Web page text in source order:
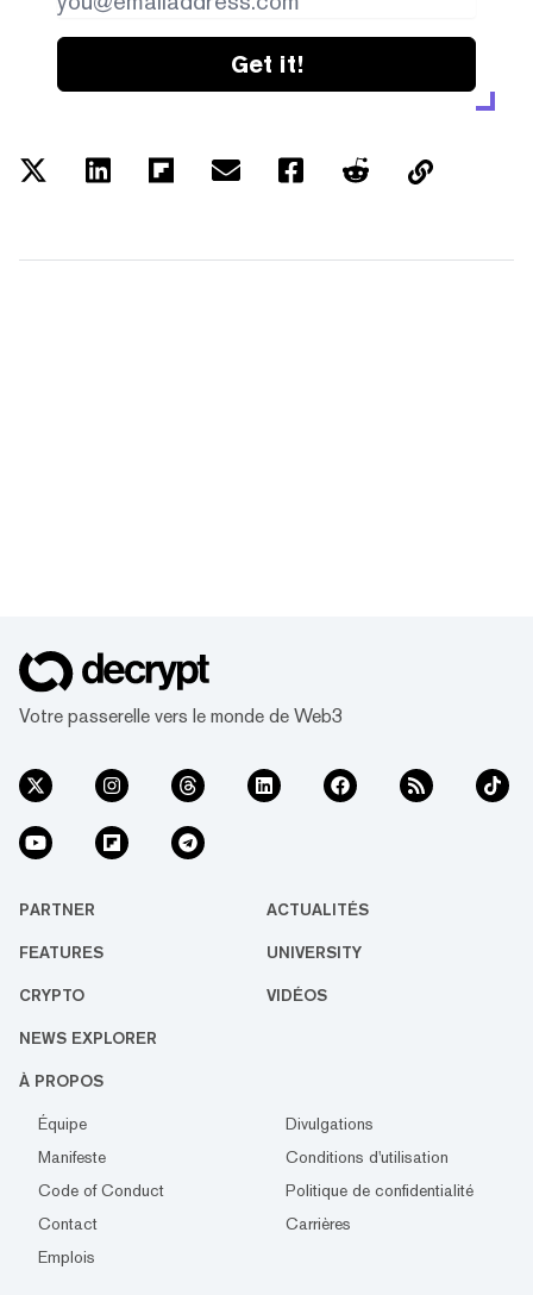
Get it!
Votre passerelle vers le monde de Web3
PARTNER ACTUALITÉS
FEATURES UNIVERSITY
CRYPTO VIDÉOS
NEWS EXPLORER
À PROPOS
Équipe
Divulgations
Manifeste
Conditions d'utilisation
Code of Conduct
Politique de confidentialité
Contact
Carrières
Emplois